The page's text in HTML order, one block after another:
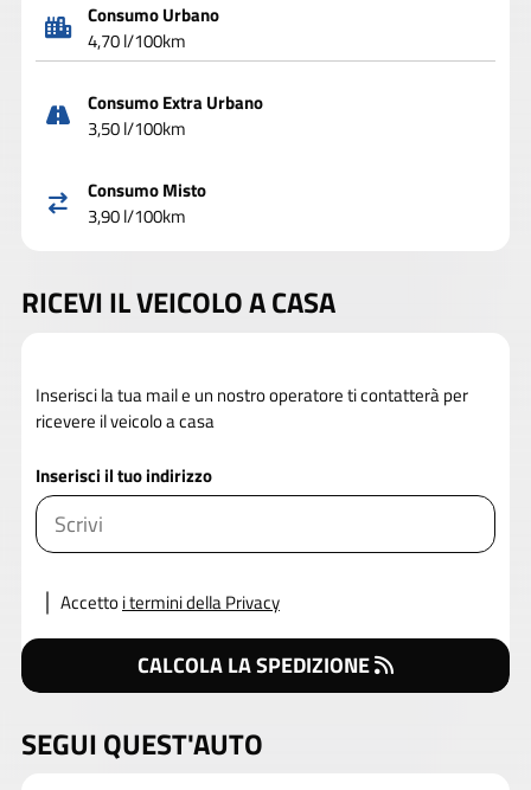
Consumo Urbano
4,70 l/100km
Consumo Extra Urbano
3,50 l/100km
Consumo Misto
3,90 l/100km
RICEVI IL VEICOLO A CASA
Inserisci la tua mail e un nostro operatore ti contatterà per
ricevere il veicolo a casa
Inserisci il tuo indirizzo
Accettoi termini della Privacy
CALCOLA LA SPEDIZIONE
SEGUI QUEST'AUTO